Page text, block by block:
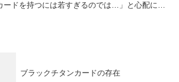
ードを持つには若すぎるのでは…」と心配に思
ブラックチタンカードの存在